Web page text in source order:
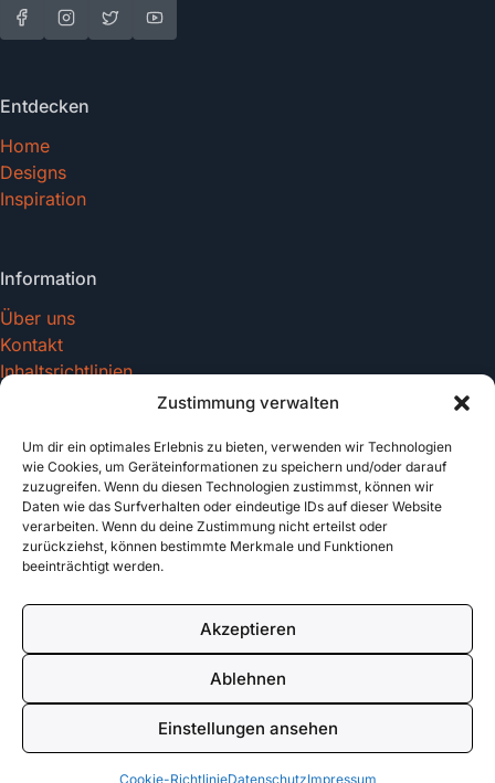
Zustimmung verwalten
Um dir ein optimales Erlebnis zu bieten, verwenden wir Technologien
wie Cookies, um Geräteinformationen zu speichern und/oder darauf
zuzugreifen. Wenn du diesen Technologien zustimmst, können wir
Daten wie das Surfverhalten oder eindeutige IDs auf dieser Website
verarbeiten. Wenn du deine Zustimmung nicht erteilst oder
zurückziehst, können bestimmte Merkmale und Funktionen
beeinträchtigt werden.
Akzeptieren
Ablehnen
Einstellungen ansehen
Cookie-RichtlinieDatenschutzImpressum
Entdecken
Home
Designs
Inspiration
Information
Über uns
Kontakt
Inhaltsrichtlinien
Recht & Datenschutz
Impressum
Datenschutz
AGB
Cookies
© 2026 tattoo-vorlagen.com. All rights reserved.
Made with
für Tattoo Enthusiasten